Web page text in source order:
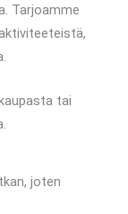
Tarjoamme
tai
joten